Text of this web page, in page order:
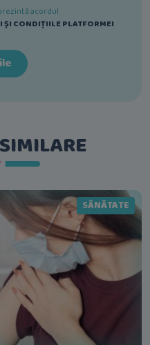
acordul
ȘI CONDIȚIILE PLATFORMEI
SĂNĂTATE